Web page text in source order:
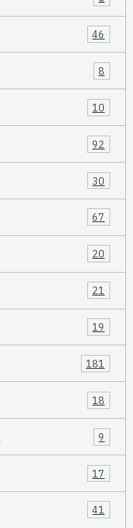
46
8
10
92
30
67
20
21
19
181
18
9
17
41